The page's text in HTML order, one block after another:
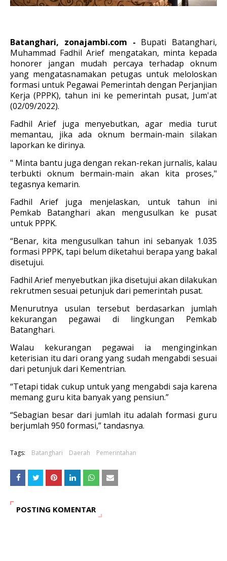
Batanghari, zonajambi.com - Bupati Batanghari,
Muhammad Fadhil Arief mengatakan, minta kepada
honorer jangan mudah percaya terhadap oknum
yang mengatasnamakan petugas untuk meloloskan
formasi untuk Pegawai Pemerintah dengan Perjanjian
Kerja (PPPK), tahun ini ke pemerintah pusat, Jum'at
(02/09/2022).
Fadhil Arief juga menyebutkan, agar media turut
memantau, jika ada oknum bermain-main silakan
laporkan ke dirinya.
" Minta bantu juga dengan rekan-rekan jurnalis, kalau
terbukti oknum bermain-main akan kita proses,"
tegasnya kemarin.
Fadhil Arief juga menjelaskan, untuk tahun ini
Pemkab Batanghari akan mengusulkan ke pusat
untuk PPPK.
“Benar, kita mengusulkan tahun ini sebanyak 1.035
formasi PPPK, tapi belum diketahui berapa yang bakal
disetujui.
Fadhil Arief menyebutkan jika disetujui akan dilakukan
rekrutmen sesuai petunjuk dari pemerintah pusat.
Menurutnya usulan tersebut berdasarkan jumlah
kekurangan pegawai di lingkungan Pemkab
Batanghari.
Walau kekurangan pegawai ia menginginkan
keterisian itu dari orang yang sudah mengabdi sesuai
dari petunjuk dari Kementrian.
“Tetapi tidak cukup untuk yang mengabdi saja karena
memang guru kita banyak yang pensiun.”
“Sebagian besar dari jumlah itu adalah formasi guru
berjumlah 950 formasi,” tandasnya.
Tags: Batanghari Daerah Pemerintahan
POSTING KOMENTAR